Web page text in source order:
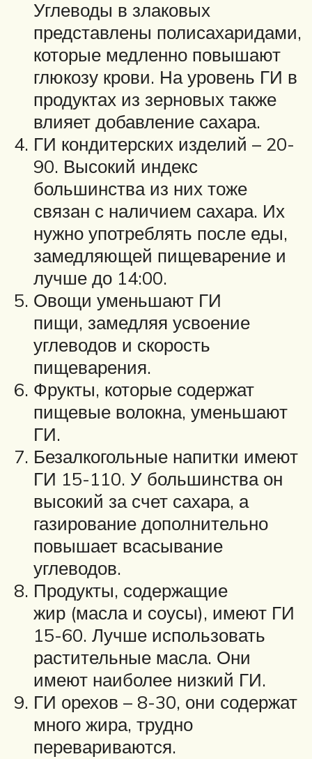
Углеводы в злаковых
представлены полисахаридами,
которые медленно повышают
глюкозу крови. На уровень ГИ в
продуктах из зерновых также
влияет добавление сахара.
ГИ кондитерских изделий – 20-
90. Высокий индекс
большинства из них тоже
связан с наличием сахара. Их
нужно употреблять после еды,
замедляющей пищеварение и
лучше до 14:00.
Овощи уменьшают ГИ
пищи, замедляя усвоение
углеводов и скорость
пищеварения.
Фрукты, которые содержат
пищевые волокна, уменьшают
ГИ.
Безалкогольные напитки имеют
ГИ 15-110. У большинства он
высокий за счет сахара, а
газирование дополнительно
повышает всасывание
углеводов.
Продукты, содержащие
жир (масла и соусы), имеют ГИ
15-60. Лучше использовать
растительные масла. Они
имеют наиболее низкий ГИ.
ГИ орехов – 8-30, они содержат
много жира, трудно
перевариваются.